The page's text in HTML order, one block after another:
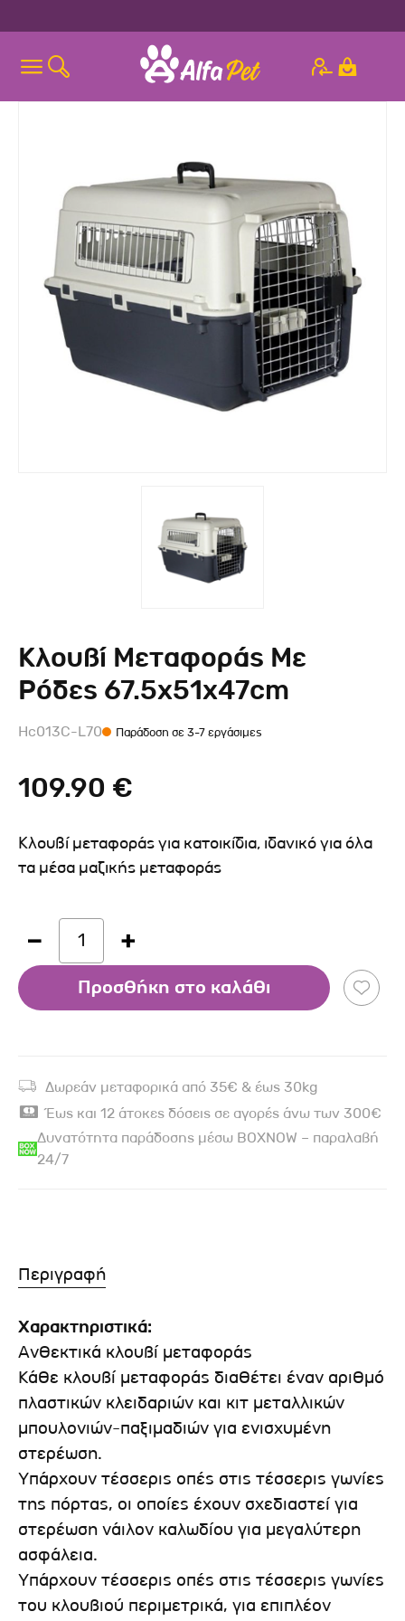
Κλουβί Μεταφοράς Με
Ρόδες 67.5x51x47cm
Hc013C-L70 Παράδοση σε 3-7 εργάσιμες
109.90 €
Κλουβί μεταφοράς για κατοικίδια, ιδανικό για όλα
τα μέσα μαζικής μεταφοράς
1
Προσθήκη στο καλάθι
Δωρεάν μεταφορικά από 35€ & έως 30kg
Έως και 12 άτοκες δόσεις σε αγορές άνω των 300€
Δυνατότητα παράδοσης μέσω BOXNOW – παραλαβή
24/7
Περιγραφή
Χαρακτηριστικά:
Ανθεκτικά κλουβί μεταφοράς
Κάθε κλουβί μεταφοράς διαθέτει έναν αριθμό
πλαστικών κλειδαριών και κιτ μεταλλικών
μπουλονιών-παξιμαδιών για ενισχυμένη
στερέωση.
Υπάρχουν τέσσερις οπές στις τέσσερις γωνίες
της πόρτας, οι οποίες έχουν σχεδιαστεί για
στερέωση νάιλον καλωδίου για μεγαλύτερη
ασφάλεια.
Υπάρχουν τέσσερις οπές στις τέσσερις γωνίες
του κλουβιού περιμετρικά, για επιπλέον